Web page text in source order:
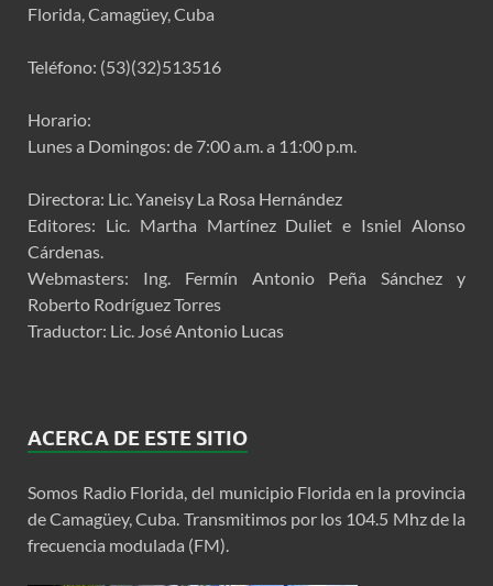
Florida, Camagüey, Cuba
Teléfono: (53)(32)513516
Horario:
Lunes a Domingos: de 7:00 a.m. a 11:00 p.m.
Directora: Lic. Yaneisy La Rosa Hernández
Editores: Lic. Martha Martínez Duliet e Isniel Alonso
Cárdenas.
Webmasters: Ing. Fermín Antonio Peña Sánchez y
Roberto Rodríguez Torres
Traductor: Lic. José Antonio Lucas
ACERCA DE ESTE SITIO
Somos Radio Florida, del municipio Florida en la provincia
de Camagüey, Cuba. Transmitimos por los 104.5 Mhz de la
frecuencia modulada (FM).